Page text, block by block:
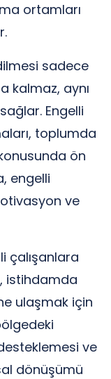
ortamları
sadece
kalmaz, aynı
Engelli
toplumda
ön
engelli
ve
çalışanlara
istihdamda
ulaşmak için
ve
dönüşümü